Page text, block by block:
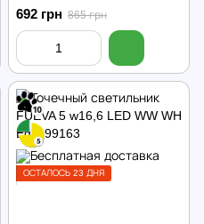
99187
692 грн 865 грн
ОСТАЛОСЬ 23 ДНЯ